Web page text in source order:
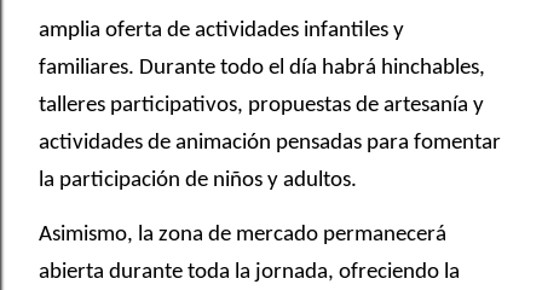
amplia oferta de actividades infantiles y
familiares. Durante todo el día habrá hinchables,
talleres participativos, propuestas de artesanía y
actividades de animación pensadas para fomentar
la participación de niños y adultos.
Asimismo, la zona de mercado permanecerá
abierta durante toda la jornada, ofreciendo la